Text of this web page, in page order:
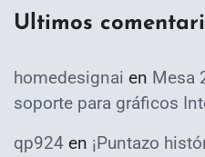
Ultimos
homedesignai en Mesa
soporte para gráficos
qp924 en ¡Puntazo